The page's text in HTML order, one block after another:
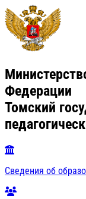
Федерации
Томский
Сведения об